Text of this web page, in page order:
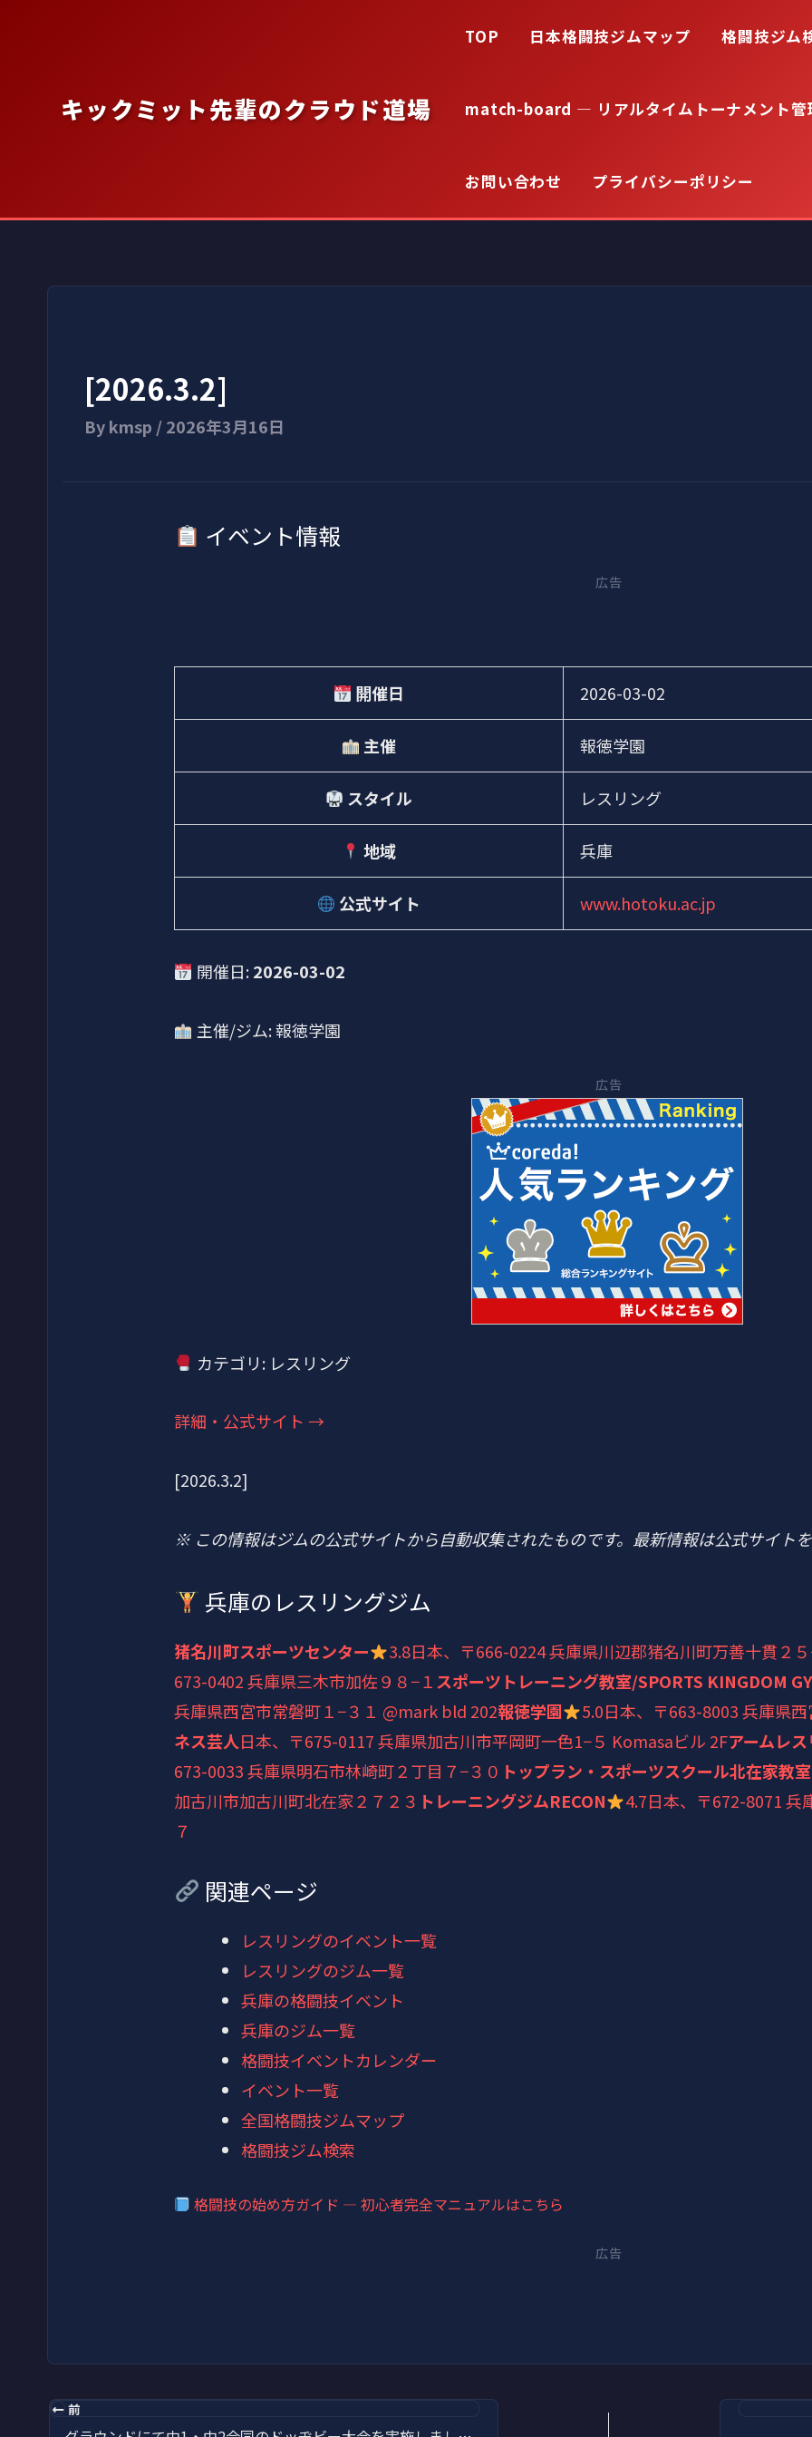
キックミット先輩のクラウド道場
TOP 日本格闘技ジムマップ 格闘技ジム
match-board — リアルタイムトーナメント管
お問い合わせ プライバシーポリシー
[2026.3.2]
Bykmsp /2026年3月16日
イベント情報
広告
開催日 2026-03-02
主催 報徳学園
スタイル レスリング
地域 兵庫
公式サイト www.hotoku.ac.jp
開催日:2026-03-02
主催/ジム: 報徳学園
広告
カテゴリ: レスリング
詳細・公式サイト →
[2026.3.2]
※ この情報はジムの公式サイトから自動収集されたものです。最新情報は公式サイトを
兵庫のレスリングジム
猪名川町スポーツセンター 3.8日本、〒666-0224 兵庫県川辺郡猪名川町万善十貫２５
673-0402 兵庫県三木市加佐９８−１スポーツトレーニング教室/SPORTS KINGDOM
兵庫県西宮市常磐町１−３１ @mark bld 202報徳学園 5.0日本、〒663-8003 兵庫県
ネス芸人日本、〒675-0117 兵庫県加古川市平岡町一色1−５ Komasaビル 2Fアームレ
673-0033 兵庫県明石市林崎町２丁目７−３０ トップラン・スポーツスクール北在家教室
加古川市加古川町北在家２７２３ トレーニングジムRECON 4.7日本、〒672-8071 兵
７
関連ページ
レスリングのイベント一覧
レスリングのジム一覧
兵庫の格闘技イベント
兵庫のジム一覧
格闘技イベントカレンダー
イベント一覧
全国格闘技ジムマップ
格闘技ジム検索
格闘技の始め方ガイド — 初心者完全マニュアルはこちら
広告
前